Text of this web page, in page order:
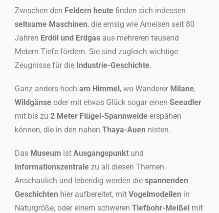
Zwischen den Feldern heute finden sich indessen
seltsame Maschinen, die emsig wie Ameisen seit 80
Jahren Erdöl und Erdgas aus mehreren tausend
Metern Tiefe fördern. Sie sind zugleich wichtige
Zeugnisse für die Industrie-Geschichte.
Ganz anders hoch am Himmel, wo Wanderer Milane,
Wildgänse oder mit etwas Glück sogar einen Seeadler
mit bis zu 2 Meter Flügel-Spannweide erspähen
können, die in den nahen Thaya-Auen nisten.
Das Museum ist Ausgangspunkt und
Informationszentrale zu all diesen Themen.
Anschaulich und lebendig werden die spannenden
Geschichten hier aufbereitet, mit Vogelmodellen in
Naturgröße, oder einem schweren Tiefbohr-Meißel mit